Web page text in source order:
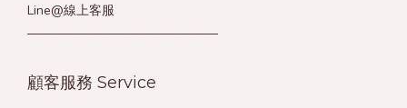
Line@線上客服
———————————————
顧客服務 Service